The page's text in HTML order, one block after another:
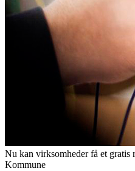
Nu kan virksomheder få et
Kommune